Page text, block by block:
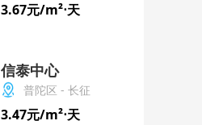
3.67元/m²⋅天
信泰中心
普陀区 - 长征
3.47元/m²⋅天